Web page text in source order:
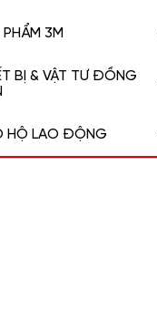
PHẨM 3M
BỊ & VẬT TƯ ĐỒNG
HỘ LAO ĐỘNG